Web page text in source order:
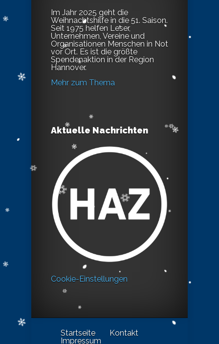
Im Jahr 2025 geht die
Weihnachtshilfe in die 51. Saison.
Seit 1975 helfen Leser,
Unternehmen, Vereine und
Organisationen Menschen in Not
vor Ort. Es ist die größte
Spendenaktion in der Region
Hannover.
Mehr zum Thema
Aktuelle Nachrichten
Cookie-Einstellungen
Startseite
Kontakt
Impressum